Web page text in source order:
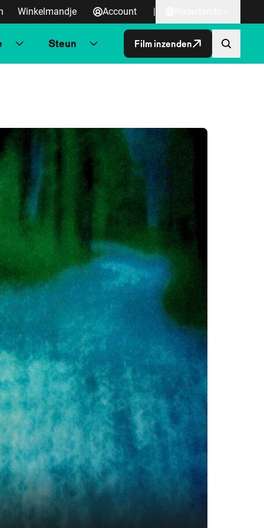
Winkelmandje Account |
Steun Film inzenden